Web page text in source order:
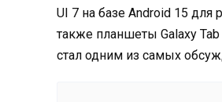
UI 7 на базе Android 15 для
также планшеты Galaxy
стал одним из самых